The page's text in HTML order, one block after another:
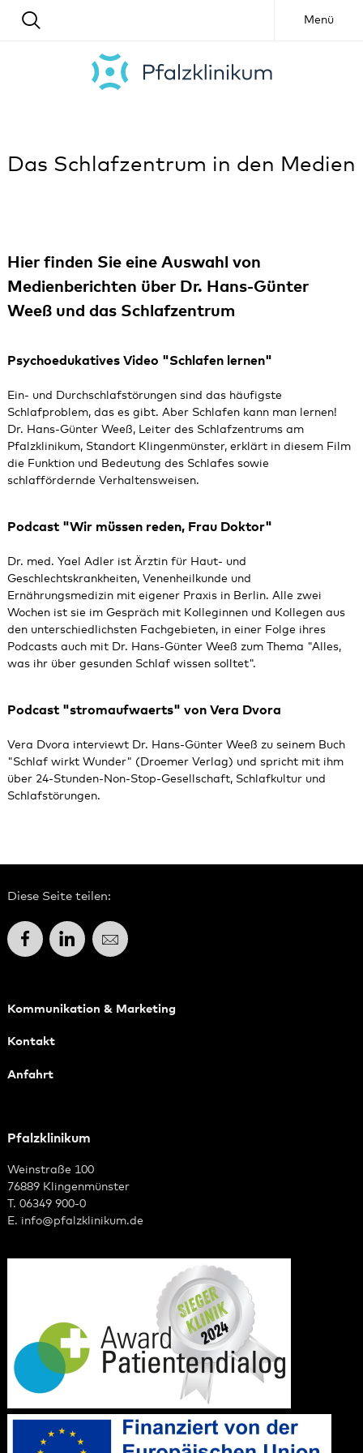
Menü
Das Schlafzentrum in den Medien
Hier finden Sie eine Auswahl von
Medienberichten über Dr. Hans-Günter
Weeß und das Schlafzentrum
Psychoedukatives Video "Schlafen lernen"
Ein- und Durchschlafstörungen sind das häufigste
Schlafproblem, das es gibt. Aber Schlafen kann man lernen!
Dr. Hans-Günter Weeß, Leiter des Schlafzentrums am
Pfalzklinikum, Standort Klingenmünster, erklärt in diesem Film
die Funktion und Bedeutung des Schlafes sowie
schlaffördernde Verhaltensweisen.
Podcast "Wir müssen reden, Frau Doktor"
Dr. med. Yael Adler ist Ärztin für Haut- und
Geschlechtskrankheiten, Venenheilkunde und
Ernährungsmedizin mit eigener Praxis in Berlin. Alle zwei
Wochen ist sie im Gespräch mit Kolleginnen und Kollegen aus
den unterschiedlichsten Fachgebieten, in einer Folge ihres
Podcasts auch mit Dr. Hans-Günter Weeß zum Thema "Alles,
was ihr über gesunden Schlaf wissen solltet".
Podcast "stromaufwaerts" von Vera Dvora
Vera Dvora interviewt Dr. Hans-Günter Weeß zu seinem Buch
"Schlaf wirkt Wunder" (Droemer Verlag) und spricht mit ihm
über 24-Stunden-Non-Stop-Gesellschaft, Schlafkultur und
Schlafstörungen.
Diese Seite teilen:
FacebookLinkedInE-Mail
Kommunikation & Marketing
Kontakt
Anfahrt
Pfalzklinikum
Weinstraße 100
76889 Klingenmünster
T. 06349 900-0
E. info@pfalzklinikum.de